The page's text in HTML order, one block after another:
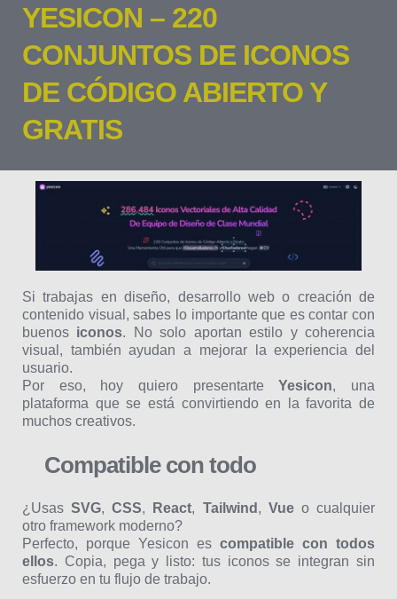
YESICON – 220
CONJUNTOS DE ICONOS
DE CÓDIGO ABIERTO Y
GRATIS
Si trabajas en diseño, desarrollo web o creación de
contenido visual, sabes lo importante que es contar con
buenos iconos. No solo aportan estilo y coherencia
visual, también ayudan a mejorar la experiencia del
usuario.
Por eso, hoy quiero presentarteYesicon, una
plataforma que se está convirtiendo en la favorita de
muchos creativos.
Compatible con todo
¿UsasSVG,CSS, React, Tailwind , Vueo cualquier
otro framework moderno?
Perfecto, porque Yesicon es compatible con todos
ellos. Copia, pega y listo: tus iconos se integran sin
esfuerzo en tu flujo de trabajo.